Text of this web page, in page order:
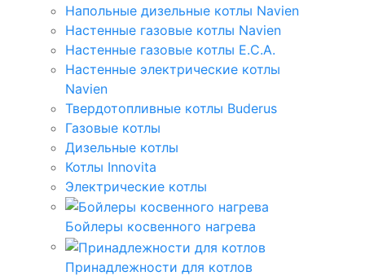
Напольные дизельные котлы Navien
Настенные газовые котлы Navien
Настенные газовые котлы E.C.A.
Настенные электрические котлы
Navien
Твердотопливные котлы Buderus
Газовые котлы
Дизельные котлы
Котлы Innovita
Электрические котлы
Бойлеры косвенного нагрева
Принадлежности для котлов